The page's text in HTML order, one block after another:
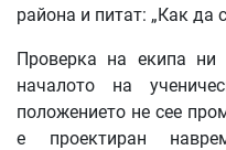
района и питат: „Как да
Проверка на екипа
началото на
положението не сее
е проектиран